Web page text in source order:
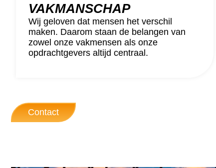
VAKMANSCHAP
Wij geloven dat mensen het verschil
maken. Daarom staan de belangen van
zowel onze vakmensen als onze
opdrachtgevers altijd centraal.
Contact